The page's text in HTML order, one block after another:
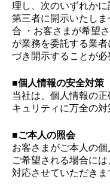
理し、次のいずれか
第三者に開示いたし
合 ・お客さまが希望
が業務を委託する業
づき開示することが
■個人情報の安全対策
当社は、個人情報の
キュリティに万全の対
■ご本人の照会
お客さまがご本人の
ご希望される場合に
対応させていただきま